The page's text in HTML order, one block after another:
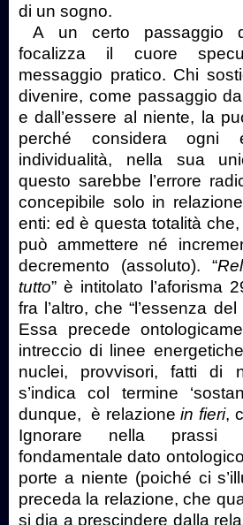
di un sogno.
A un certo passaggio
focalizza il cuore
messaggio pratico. Chi
divenire, come passaggio
e dall’essere al niente, la
perché considera ogni
individualità, nella sua
questo sarebbe l’errore
concepibile solo in
enti: ed è questa totalità
può ammettere né
decremento (assoluto). “
tutto” è intitolato l’aforisma
fra l’altro, che “l’essenza
Essa precede
intreccio di linee
nuclei, provvisori, fatti di
s’indica col termine
dunque, è relazionein fieri,
Ignorare nella prassi
fondamentale dato
porte a niente (poiché ci
preceda la relazione, che
si dia a prescindere dalla